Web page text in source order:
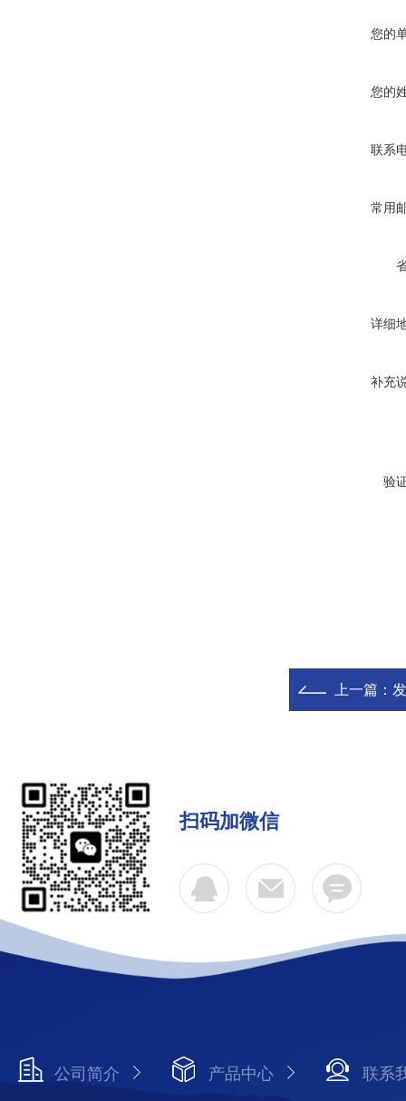
您的
您的
联系
常用
详细
补充
验
上一篇：
扫码加微信
公司简介 产品中心 联系